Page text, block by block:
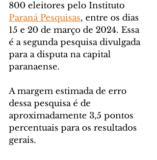
800 eleitores pelo Instituto
Paraná Pesquisas, entre os dias
15 e 20 de março de 2024. Essa
é a segunda pesquisa divulgada
para a disputa na capital
paranaense.
A margem estimada de erro
dessa pesquisa é de
aproximadamente 3,5 pontos
percentuais para os resultados
gerais.